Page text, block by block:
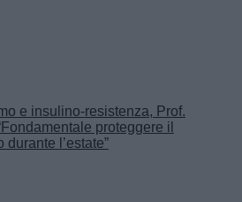
e insulino-resistenza, Prof.
proteggere il
durante l’estate”